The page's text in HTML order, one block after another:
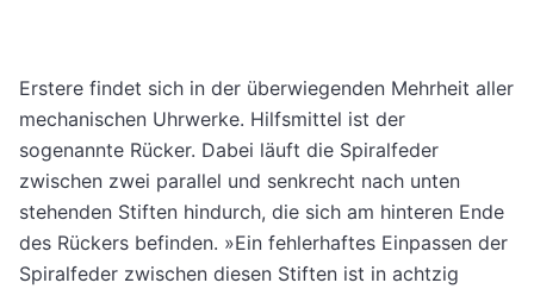
Erstere findet sich in der überwiegenden Mehrheit aller
mechanischen Uhrwerke. Hilfsmittel ist der
sogenannte Rücker. Dabei läuft die Spiralfeder
zwischen zwei parallel und senkrecht nach unten
stehenden Stiften hindurch, die sich am hinteren Ende
des Rückers befinden. »Ein fehlerhaftes Einpassen der
Spiralfeder zwischen diesen Stiften ist in achtzig